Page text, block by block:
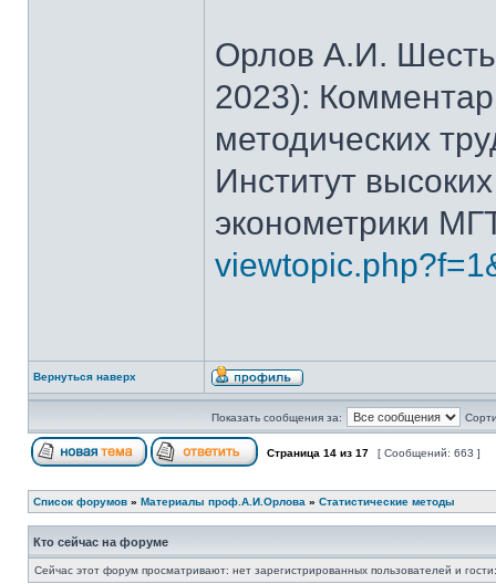
Орлов А.И.
2023):
методических
Институт
эконометрики
Вернуться наверх
Показать сообщения за:
Страница 14 из 17 [ Сообщений: 663 ]
Список форумов » Материалы проф.А.И.Орлова » Статистические методы
Кто сейчас на форуме
Сейчас этот форум просматривают: нет зарегистрированных пользователей и